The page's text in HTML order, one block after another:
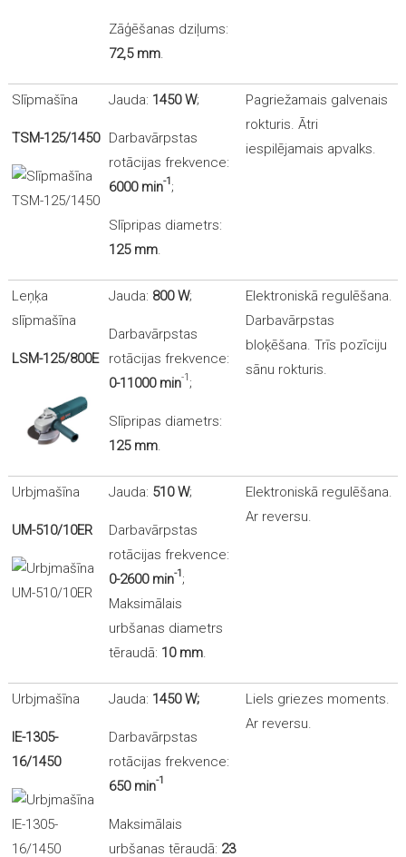
Zāģēšanas dziļums:
72,5 mm.
Slīpmašīna
TSM-125/1450
Jauda: 1450 W;
Darbavārpstas
rotācijas frekvence:
6000 min-1;
Slīpripas diametrs:
125 mm.
Pagriežamais galvenais
rokturis. Ātri
iespilējamais apvalks.
Leņķa
slīpmašīna
LSM-125/800E
Jauda: 800 W;
Darbavārpstas
rotācijas frekvence:
0-11000 min-1 ;
Slīpripas diametrs:
125 mm.
Elektroniskā regulēšana.
Darbavārpstas
bloķēšana. Trīs pozīciju
sānu rokturis.
Urbjmašīna
UM-510/10ER
Jauda: 510 W;
Darbavārpstas
rotācijas frekvence:
0-2600 min-1;
Maksimālais
urbšanas diametrs
tēraudā: 10 mm.
Elektroniskā regulēšana.
Ar reversu.
Urbjmašīna
IE-1305-
16/1450
Jauda: 1450 W;
Darbavārpstas
rotācijas frekvence:
650 min-1
Maksimālais
urbšanas tēraudā: 23
Liels griezes moments.
Ar reversu.